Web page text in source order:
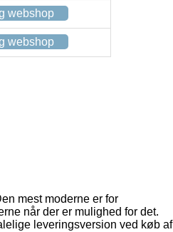
webshop
webshop
mest moderne er for
når der er mulighed for det.
leveringsversion ved køb af